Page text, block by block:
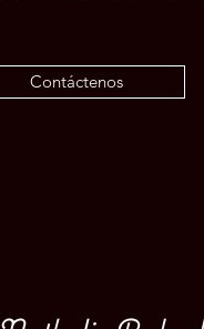
Contáctenos